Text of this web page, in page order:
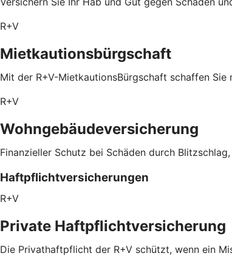
R+V
Mietkautionsbürgschaft
Mit der R+V-MietkautionsBürgschaft schaffen
R+V
Wohngebäudeversicherung
Finanzieller Schutz bei Schäden durch
Haftpflichtversicherungen
R+V
Private Haftpflichtversicherung
Die Privathaftpflicht der R+V schützt, wenn ein